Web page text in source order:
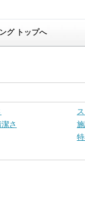
グ トップへ
さ